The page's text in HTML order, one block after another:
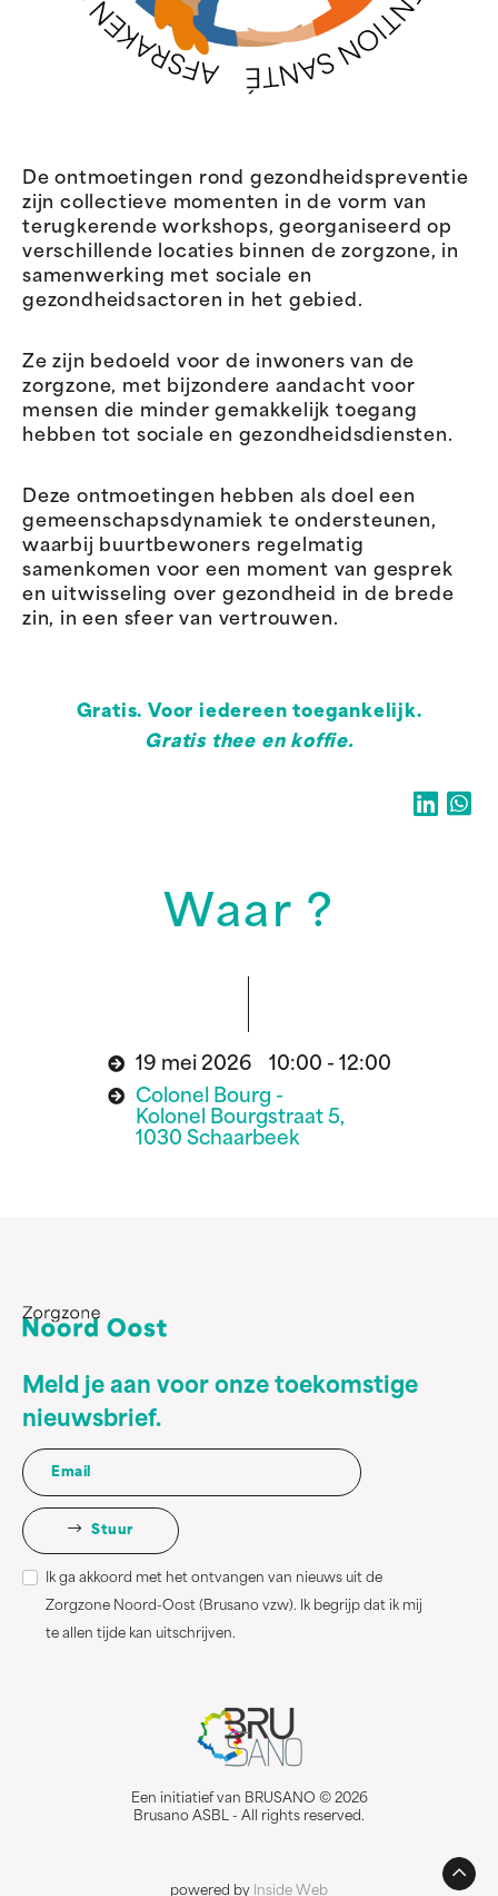
De ontmoetingen rond gezondheidspreventie
zijn collectieve momenten in de vorm van
terugkerende workshops, georganiseerd op
verschillende locaties binnen de zorgzone, in
samenwerking met sociale en
gezondheidsactoren in het gebied.
Ze zijn bedoeld voor de inwoners van de
zorgzone, met bijzondere aandacht voor
mensen die minder gemakkelijk toegang
hebben tot sociale en gezondheidsdiensten.
Deze ontmoetingen hebben als doel een
gemeenschapsdynamiek te ondersteunen,
waarbij buurtbewoners regelmatig
samenkomen voor een moment van gesprek
en uitwisseling over gezondheid in de brede
zin, in een sfeer van vertrouwen.
Gratis. Voor iedereen toegankelijk.
Gratis thee en koffie.
Waar ?
19 mei 2026 10:00 - 12:00
Colonel Bourg -
Kolonel Bourgstraat 5,
1030 Schaarbeek
Meld je aan voor onze toekomstige
nieuwsbrief.
Stuur
Ik ga akkoord met het ontvangen van nieuws uit de
Zorgzone Noord-Oost (Brusano vzw). Ik begrijp dat ik mij
te allen tijde kan uitschrijven.
Een initiatief van BRUSANO © 2026
Brusano ASBL - All rights reserved.
powered by Inside Web